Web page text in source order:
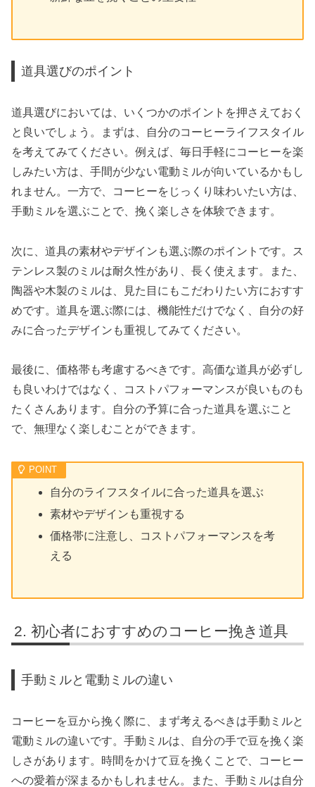
道具選びのポイント
道具選びにおいては、いくつかのポイントを押さえておく
と良いでしょう。まずは、自分のコーヒーライフスタイル
を考えてみてください。例えば、毎日手軽にコーヒーを楽
しみたい方は、手間が少ない電動ミルが向いているかもし
れません。一方で、コーヒーをじっくり味わいたい方は、
手動ミルを選ぶことで、挽く楽しさを体験できます。
次に、道具の素材やデザインも選ぶ際のポイントです。ス
テンレス製のミルは耐久性があり、長く使えます。また、
陶器や木製のミルは、見た目にもこだわりたい方におすす
めです。道具を選ぶ際には、機能性だけでなく、自分の好
みに合ったデザインも重視してみてください。
最後に、価格帯も考慮するべきです。高価な道具が必ずし
も良いわけではなく、コストパフォーマンスが良いものも
たくさんあります。自分の予算に合った道具を選ぶこと
で、無理なく楽しむことができます。
自分のライフスタイルに合った道具を選ぶ
素材やデザインも重視する
価格帯に注意し、コストパフォーマンスを考
える
初心者におすすめのコーヒー挽き道具
手動ミルと電動ミルの違い
コーヒーを豆から挽く際に、まず考えるべきは手動ミルと
電動ミルの違いです。手動ミルは、自分の手で豆を挽く楽
しさがあります。時間をかけて豆を挽くことで、コーヒー
への愛着が深まるかもしれません。また、手動ミルは自分